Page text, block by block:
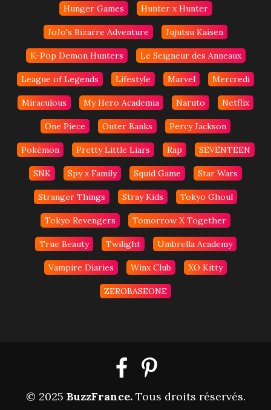
Hunger Games Hunter x Hunter
JoJo's Bizarre Adventure Jujutsu Kaisen
K-Pop Demon Hunters Le Seigneur des Anneaux
League of Legends Lifestyle Marvel Mercredi
Miraculous My Hero Academia Naruto Netflix
One Piece Outer Banks Percy Jackson
Pokémon Pretty Little Liars Rap SEVENTEEN
SNK Spy x Family Squid Game Star Wars
Stranger Things Stray Kids Tokyo Ghoul
Tokyo Revengers Tomorrow X Together
True Beauty Twilight Umbrella Academy
Vampire Diaries Winx Club XO Kitty
ZEROBASEONE
© 2025 BuzzFrance.Tous droits réservés.